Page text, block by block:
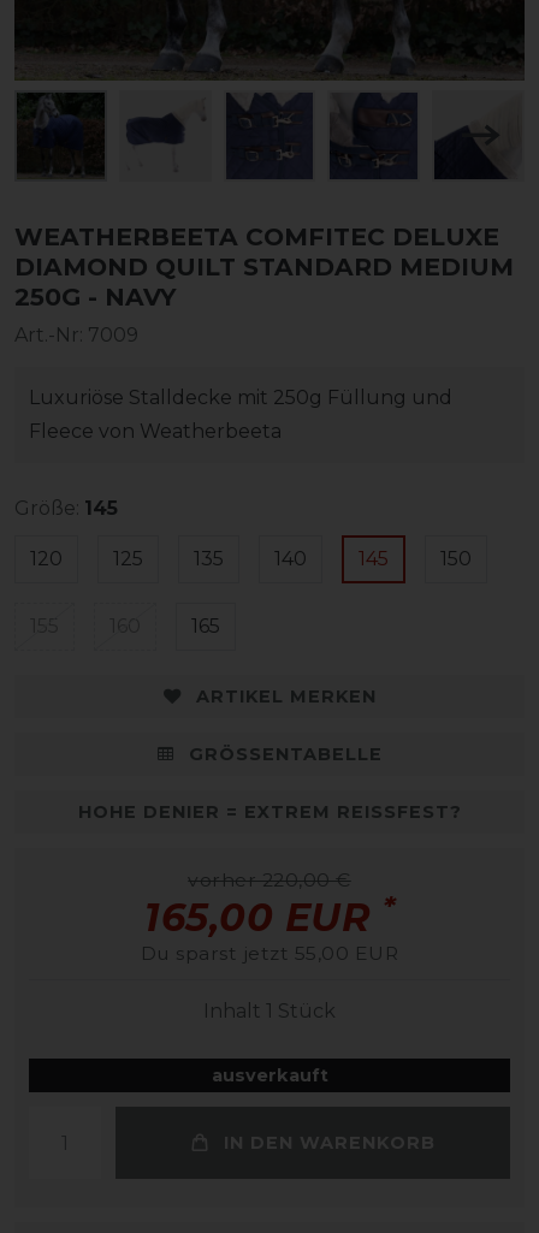
WEATHERBEETA COMFITEC DELUXE
DIAMOND QUILT STANDARD MEDIUM
250G - NAVY
Art.-Nr: 7009
Luxuriöse Stalldecke mit 250g Füllung und
Fleece von Weatherbeeta
Größe: 145
120 125 135 140 145 150
165
ARTIKEL MERKEN
GRÖSSENTABELLE
HOHE DENIER = EXTREM REISSFEST?
vorher 220,00 €
165,00 EUR *
Du sparst jetzt 55,00 EUR
Inhalt 1 Stück
ausverkauft
IN DEN WARENKORB